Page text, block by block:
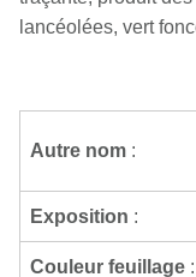
lancéolées, vert
Autre nom :
Exposition :
Couleur feuillage :